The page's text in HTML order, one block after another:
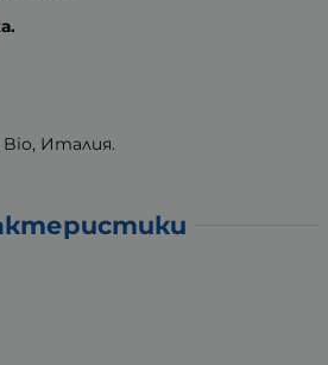
Bio, Италия.